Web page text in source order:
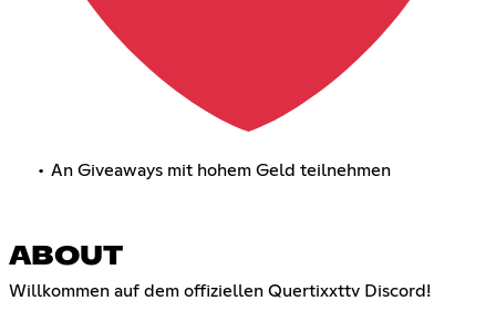
• An Giveaways mit hohem Geld teilnehmen
ABOUT
Willkommen auf dem offiziellen Quertixxttv Discord!